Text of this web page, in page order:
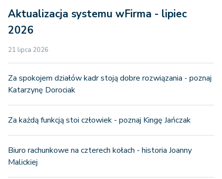
Aktualizacja systemu wFirma - lipiec
2026
21 lipca 2026
Za spokojem działów kadr stoją dobre rozwiązania - poznaj
Katarzynę Dorociak
Za każdą funkcją stoi człowiek - poznaj Kingę Jańczak
Biuro rachunkowe na czterech kołach - historia Joanny
Malickiej